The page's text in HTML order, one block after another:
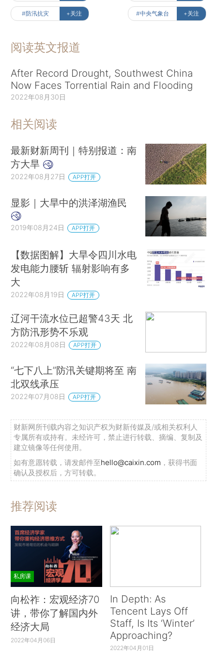
#防汛抗灾 +关注 #中央气象台 +关注
阅读英文报道
After Record Drought, Southwest China
Now Faces Torrential Rain and Flooding
2022年08月30日
相关阅读
最新财新周刊｜特别报道：南
方大旱
2022年08月27日 APP打开
显影｜大旱中的洪泽湖渔民
2019年08月24日 APP打开
【数据图解】大旱令四川水电
发电能力腰斩 辐射影响有多
大
2022年08月19日 APP打开
辽河干流水位已超警43天 北
方防汛形势不乐观
2022年08月08日 APP打开
“七下八上”防汛关键期将至 南
北双线承压
2022年07月08日 APP打开
财新网所刊载内容之知识产权为财新传媒及/或相关权利人
专属所有或持有。未经许可，禁止进行转载、摘编、复制及
建立镜像等任何使用。
如有意愿转载，请发邮件至hello@caixin.com ，获得书面
确认及授权后，方可转载。
推荐阅读
私房课
向松祚：宏观经济70
讲，带你了解国内外
经济大局
2022年04月06日
In Depth: As
Tencent Lays Off
Staff, Is Its ‘Winter’
Approaching?
2022年04月01日